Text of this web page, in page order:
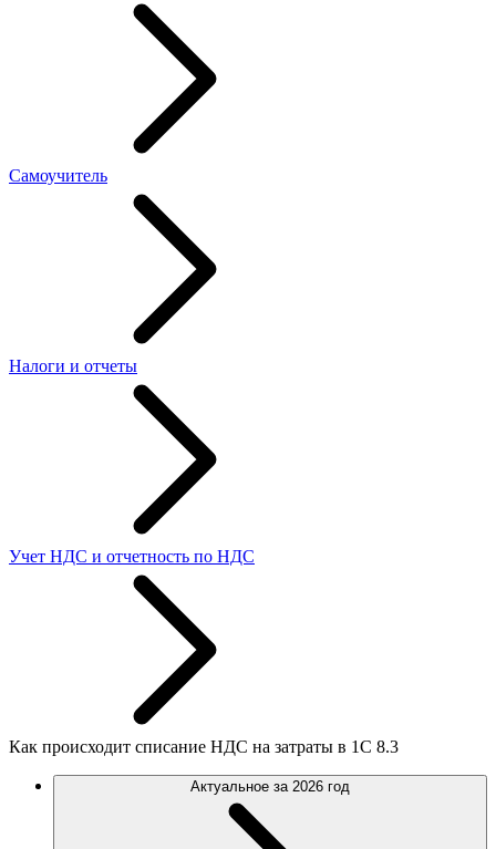
Самоучитель
Налоги и отчеты
Учет НДС и отчетность по НДС
Как происходит списание НДС на затраты в 1С 8.3
Актуальное за 2026 год